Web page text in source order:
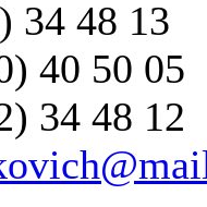
34 48 13
40 50 05
34 48 12